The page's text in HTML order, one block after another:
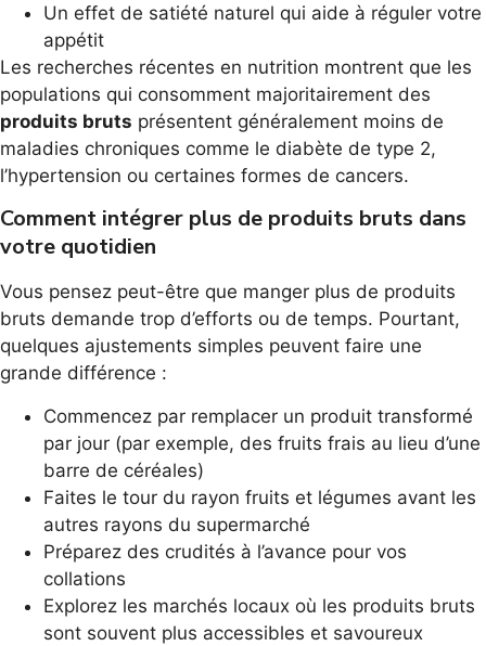
Un effet de satiété naturel qui aide à réguler votre
appétit
Les recherches récentes en nutrition montrent que les
populations qui consomment majoritairement des
produits bruts présentent généralement moins de
maladies chroniques comme le diabète de type 2,
l’hypertension ou certaines formes de cancers.
Comment intégrer plus de produits bruts dans
votre quotidien
Vous pensez peut-être que manger plus de produits
bruts demande trop d’efforts ou de temps. Pourtant,
quelques ajustements simples peuvent faire une
grande différence :
Commencez par remplacer un produit transformé
par jour (par exemple, des fruits frais au lieu d’une
barre de céréales)
Faites le tour du rayon fruits et légumes avant les
autres rayons du supermarché
Préparez des crudités à l’avance pour vos
collations
Explorez les marchés locaux où les produits bruts
sont souvent plus accessibles et savoureux